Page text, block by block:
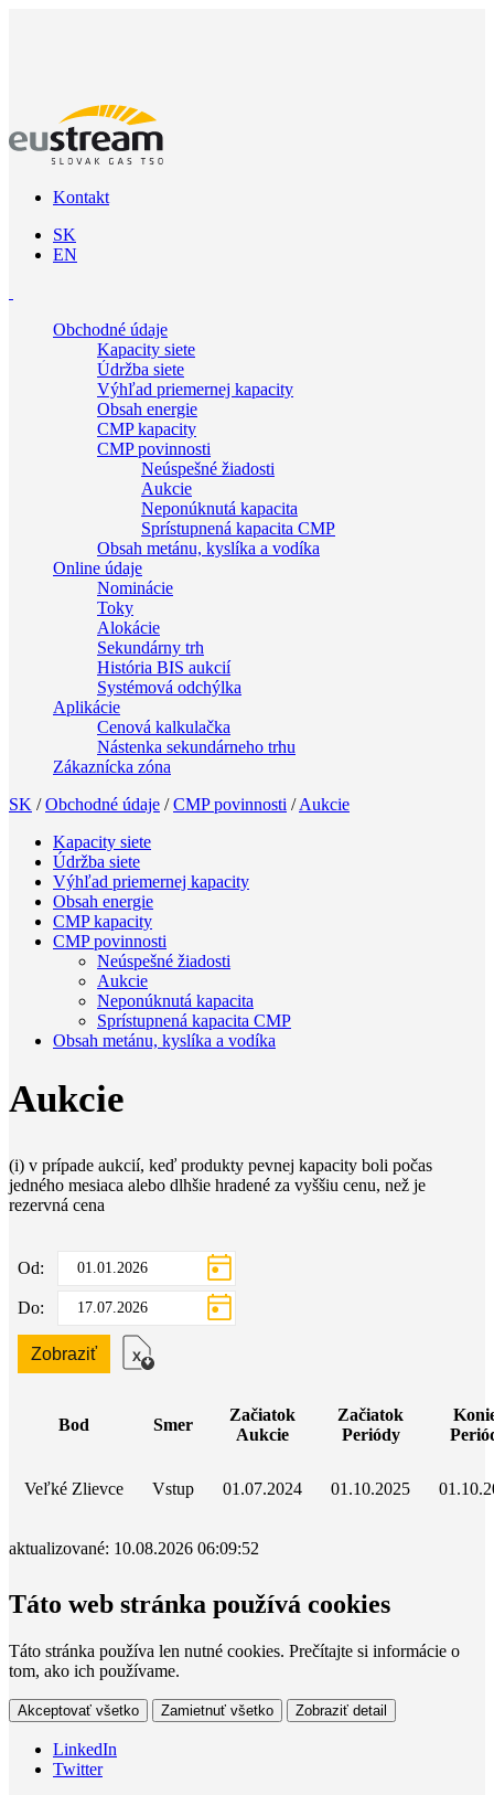
Kontakt
SK
EN
Obchodné údaje
Kapacity siete
Údržba siete
Výhľad priemernej kapacity
Obsah energie
CMP kapacity
CMP povinnosti
Neúspešné žiadosti
Aukcie
Neponúknutá kapacita
Sprístupnená kapacita CMP
Obsah metánu, kyslíka a vodíka
Online údaje
Nominácie
Toky
Alokácie
Sekundárny trh
História BIS aukcií
Systémová odchýlka
Aplikácie
Cenová kalkulačka
Nástenka sekundárneho trhu
Zákaznícka zóna
SK / Obchodné údaje / CMP povinnosti / Aukcie
Kapacity siete
Údržba siete
Výhľad priemernej kapacity
Obsah energie
CMP kapacity
CMP povinnosti
Neúspešné žiadosti
Aukcie
Neponúknutá kapacita
Sprístupnená kapacita CMP
Obsah metánu, kyslíka a vodíka
Aukcie
(i) v prípade aukcií, keď produkty pevnej kapacity boli počas
jedného mesiaca alebo dlhšie hradené za vyššiu cenu, než je
rezervná cena
Od:
Do:
Zobraziť
Bod Smer
Začiatok
Aukcie
Začiatok
Periódy
Veľké Zlievce Vstup 01.07.2024 01.10.2025
aktualizované: 10.08.2026 06:09:52
Táto web stránka používá cookies
Táto stránka používa len nutné cookies. Prečítajte si informácie o
tom, ako ich používame.
Akceptovať všetko Zamietnuť všetko Zobraziť detail
LinkedIn
Twitter